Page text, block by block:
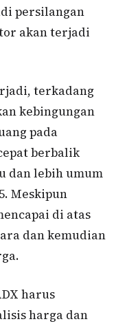
persilangan
akan terjadi
terkadang
kebingungan
pada
berbalik
dan lebih umum
Meskipun
di atas
dan kemudian
harus
harga dan